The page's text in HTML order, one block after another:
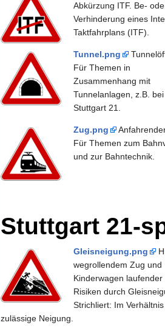
Abkürzung ITF. Be-
Verhinderung eines
Taktfahrplans (ITF).
Tunnel.png
Für Themen in
Zusammenhang mit
Tunnelanlagen, z.B. bei
Stuttgart 21.
Zug.png
Für Themen zum
und zur Bahntechnik.
Stuttgart 21-
Gleisneigung.png
wegrollendem Zug und
Kinderwagen laufender
Risiken durch
Strichliert: Im Verhältnis
zulässige Neigung.